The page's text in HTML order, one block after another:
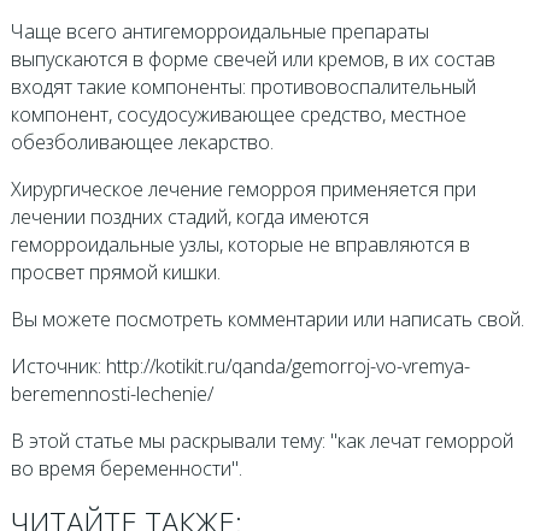
Чаще всего антигеморроидальные препараты
выпускаются в форме свечей или кремов, в их состав
входят такие компоненты: противовоспалительный
компонент, сосудосуживающее средство, местное
обезболивающее лекарство.
Хирургическое лечение геморроя применяется при
лечении поздних стадий, когда имеются
геморроидальные узлы, которые не вправляются в
просвет прямой кишки.
Вы можете посмотреть комментарии или написать свой.
Источник: http://kotikit.ru/qanda/gemorroj-vo-vremya-
beremennosti-lechenie/
В этой статье мы раскрывали тему: "как лечат геморрой
во время беременности".
ЧИТАЙТЕ ТАКЖЕ: